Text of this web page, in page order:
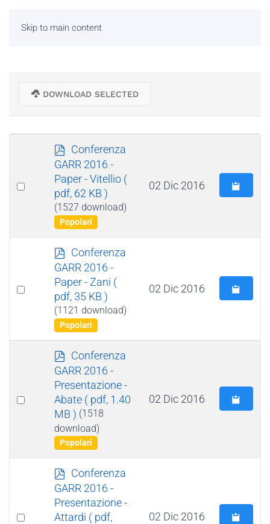
Skip to main content
DOWNLOAD SELECTED
Select
p
d
f
Conferenza
GARR 2016 -
Paper - Vitellio (
pdf, 62 KB )
(1527 download)
Popolari
02 Dic 2016
Select
p
d
f
Conferenza
GARR 2016 -
Paper - Zani (
pdf, 35 KB )
(1121 download)
Popolari
02 Dic 2016
Select
p
d
f
Conferenza
GARR 2016 -
Presentazione -
Abate ( pdf, 1.40
MB ) (1518
download)
Popolari
02 Dic 2016
Select
p
d
f
Conferenza
GARR 2016 -
Presentazione -
Attardi ( pdf,
02 Dic 2016